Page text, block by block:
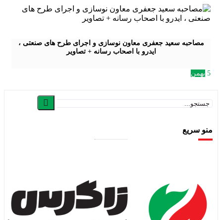
سعید جعفری معاون نوسازی و اجرای طرح های صنعتی ،
ایدرو با اصحاب رسانه + تصاویر